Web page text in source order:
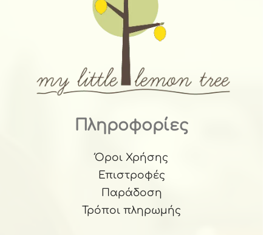
Πληροφορίες
Όροι Χρήσης
Επιστροφές
Παράδοση
Τρόποι πληρωμής